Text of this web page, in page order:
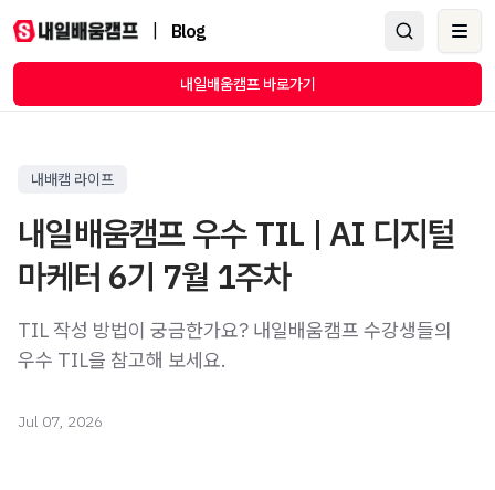
Blog
내일배움캠프 바로가기
내배캠 라이프
내일배움캠프 우수 TIL | AI 디지털
마케터 6기 7월 1주차
TIL 작성 방법이 궁금한가요? 내일배움캠프 수강생들의
우수 TIL을 참고해 보세요.
Jul 07, 2026